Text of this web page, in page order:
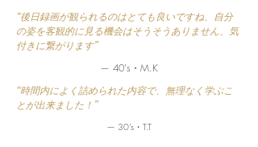
“後日録画が観られるのはとても良いですね、自分
の姿を客観的に見る機会はそうそうありません、気
付きに繋がります”
— 40's・M.K
“時間内によく詰められた内容で、無理なく学ぶこ
とが出来ました！”
— 30's・T.T